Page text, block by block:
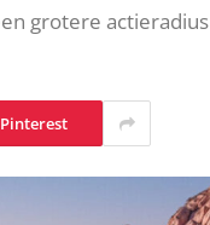
grotere actieradius
Pinterest